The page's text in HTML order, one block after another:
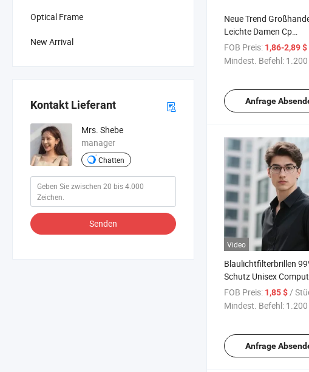
Optical Frame
New Arrival
Kontakt Lieferant
Mrs. Shebe
manager
Chatten
Senden
Neue Trend
Leichte Damen Cp
Propionsäure Optische
Rahmen
FOB Preis: 1,86-2,89 $
Mindest. Befehl:
Anfrage
Video
Blaulichtfilterbrillen
Schutz Unisex
für B2b Großhandel
FOB Preis: 1,85 $ /
Mindest. Befehl:
Anfrage